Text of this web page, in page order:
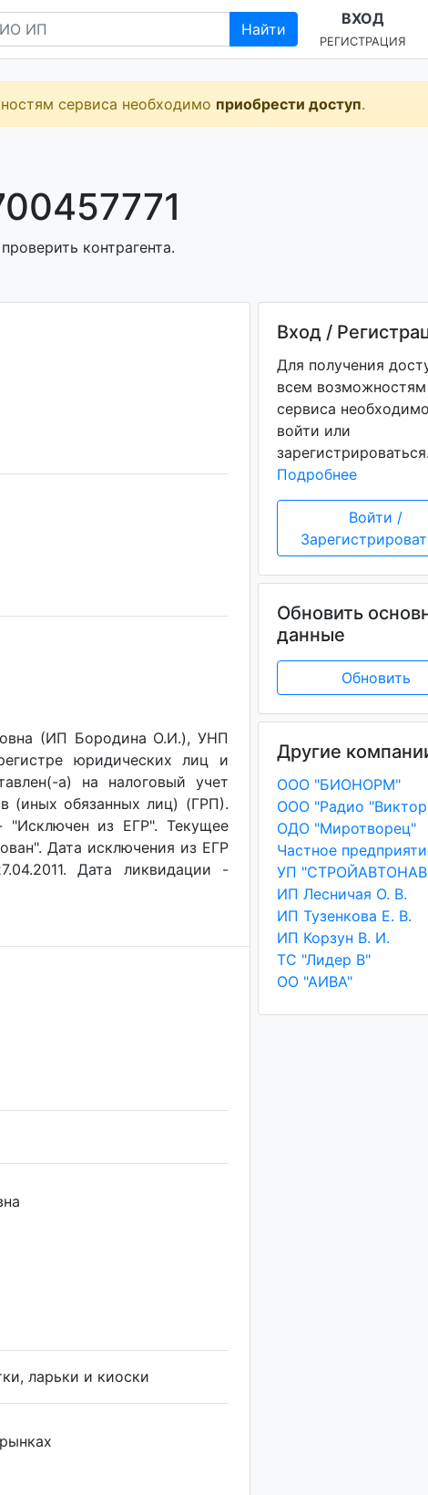
Найти
ВХОД
РЕГИСТРАЦИЯ
сервиса необходимо приобрести доступ.
контрагента.
(ИП Бородина О.И.), УНП
юридических лиц и
a) на налоговый учет
(иных обязанных лиц) (ГРП).
"Исключен из ЕГР". Текущее
Дата исключения из ЕГР
Дата ликвидации -
ларьки и киоски
Вход /
Для получения
всем возможностям
сервиса
войти или
Подробнее
Войти /
Обновить
данные
Обновить
Другие
ООО "БИОНОРМ"
ООО "Радио
ОДО "Миротворец"
ИП Лесничая О. В.
ИП Тузенкова Е. В.
ИП Корзун В. И.
ТС "Лидер В"
ОО "АИВА"